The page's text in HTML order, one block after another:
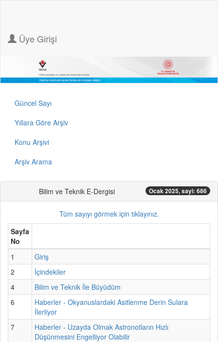
Üye Girişi
Güncel Sayı
Yıllara Göre Arşiv
Konu Arşivi
Arşiv Arama
Bilim ve Teknik E-Dergisi Ocak 2025, sayi: 686
Tüm sayıyı görmek için tıklayınız.
Sayfa
No
1
Giriş
2
İçindekiler
4
Bilim ve Teknik İle Büyüdüm
6
Haberler - Okyanuslardaki Asitlenme Derin Sulara
İlerliyor
7
Haberler - Uzayda Olmak Astronotların Hızlı
Düşünmesini Engelliyor Olabilir